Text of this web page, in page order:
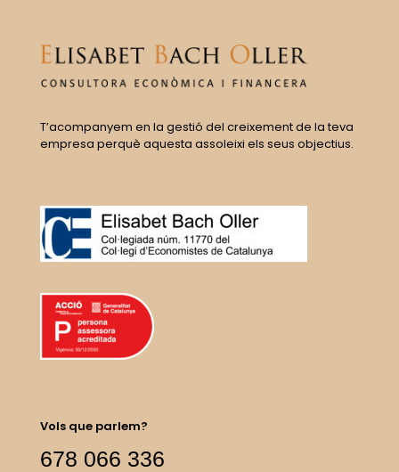
T’acompanyem en la gestió del creixement de la teva
empresa perquè aquesta assoleixi els seus objectius.
Vols que parlem?
678 066 336